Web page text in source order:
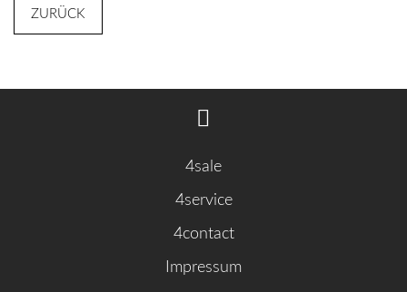
ZURÜCK
4sale
4service
4contact
Impressum